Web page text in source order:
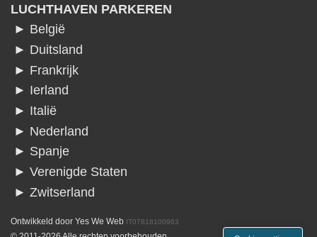
LUCHTHAVEN PARKEREN
► België
► Duitsland
► Frankrijk
► Ierland
► Italië
► Nederland
► Spanje
► Verenigde Staten
► Zwitserland
Ontwikkeld doorYes We Web IT07818100963